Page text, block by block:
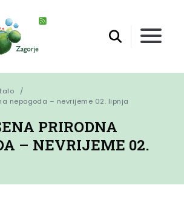
nepogoda – nevrijeme 02. lipnja
PRIRODNA
– NEVRIJEME 02.